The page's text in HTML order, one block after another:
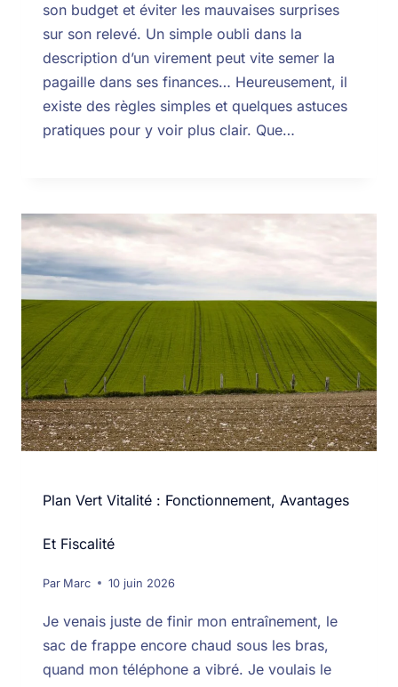
son budget et éviter les mauvaises surprises
sur son relevé. Un simple oubli dans la
description d’un virement peut vite semer la
pagaille dans ses finances… Heureusement, il
existe des règles simples et quelques astuces
pratiques pour y voir plus clair. Que…
Plan Vert Vitalité : Fonctionnement, Avantages
Et Fiscalité
Par Marc 10 juin 2026
Je venais juste de finir mon entraînement, le
sac de frappe encore chaud sous les bras,
quand mon téléphone a vibré. Je voulais le